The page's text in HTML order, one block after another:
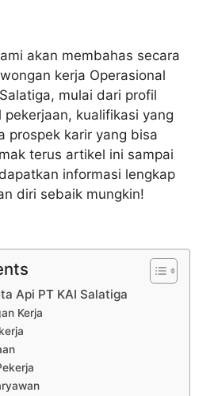
akan membahas secara
kerja Operasional
mulai dari profil
kualifikasi yang
prospek karir yang bisa
terus artikel ini sampai
informasi lengkap
diri sebaik mungkin!
Api PT KAI Salatiga
Kerja